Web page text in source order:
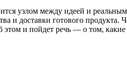
узлом между идеей и
и доставки готового
этом и пойдет речь — о том,